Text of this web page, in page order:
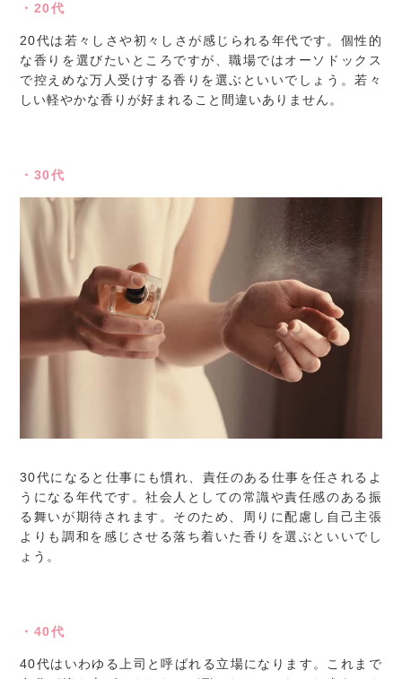
・20代
20代は若々しさや初々しさが感じられる年代です。個性的
な香りを選びたいところですが、職場ではオーソドックス
で控えめな万人受けする香りを選ぶといいでしょう。若々
しい軽やかな香りが好まれること間違いありません。
・30代
30代になると仕事にも慣れ、責任のある仕事を任されるよ
うになる年代です。社会人としての常識や責任感のある振
る舞いが期待されます。そのため、周りに配慮し自己主張
よりも調和を感じさせる落ち着いた香りを選ぶといいでし
ょう。
・40代
40代はいわゆる上司と呼ばれる立場になります。これまで